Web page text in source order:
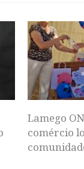
Lamego
comércio